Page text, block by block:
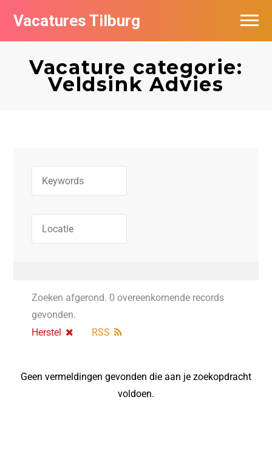
Vacatures Tilburg
Vacature categorie:
Veldsink Advies
Zoeken afgerond. 0 overeenkomende records
gevonden.
Herstel
RSS
Geen vermeldingen gevonden die aan je zoekopdracht
voldoen.
Vacatures per bedrijf
De populairste vacatures in Tilburg